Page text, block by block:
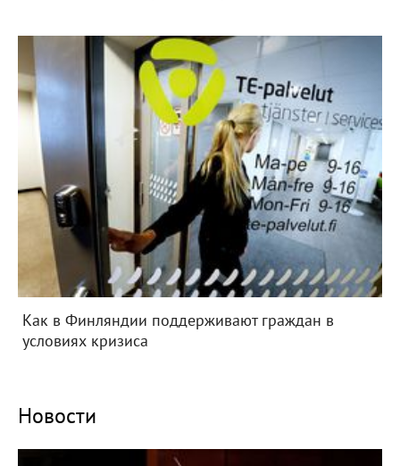
Как в Финляндии поддерживают граждан в
условиях кризиса
Новости